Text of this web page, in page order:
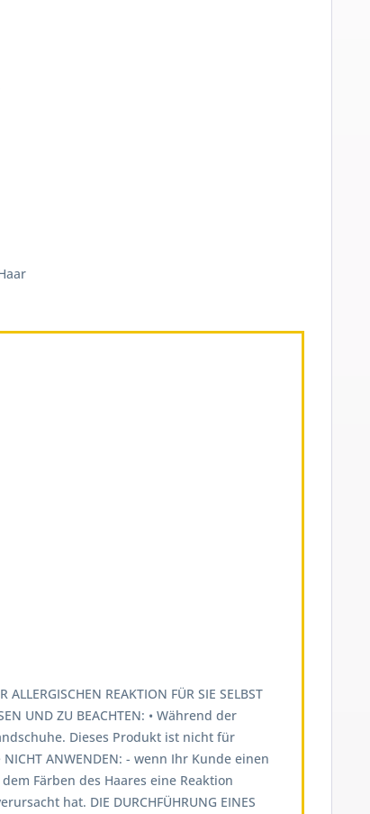
REAKTION FÜR SIE SELBST
UND ZU BEACHTEN: • Während der
Dieses Produkt ist nicht für
ANWENDEN: - wenn Ihr Kunde einen
Färben des Haares eine Reaktion
hat. DIE DURCHFÜHRUNG EINES